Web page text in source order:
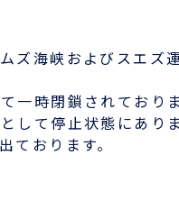
ズ海峡およびスエズ
一時閉鎖されており
して停止状態にあり
ております。